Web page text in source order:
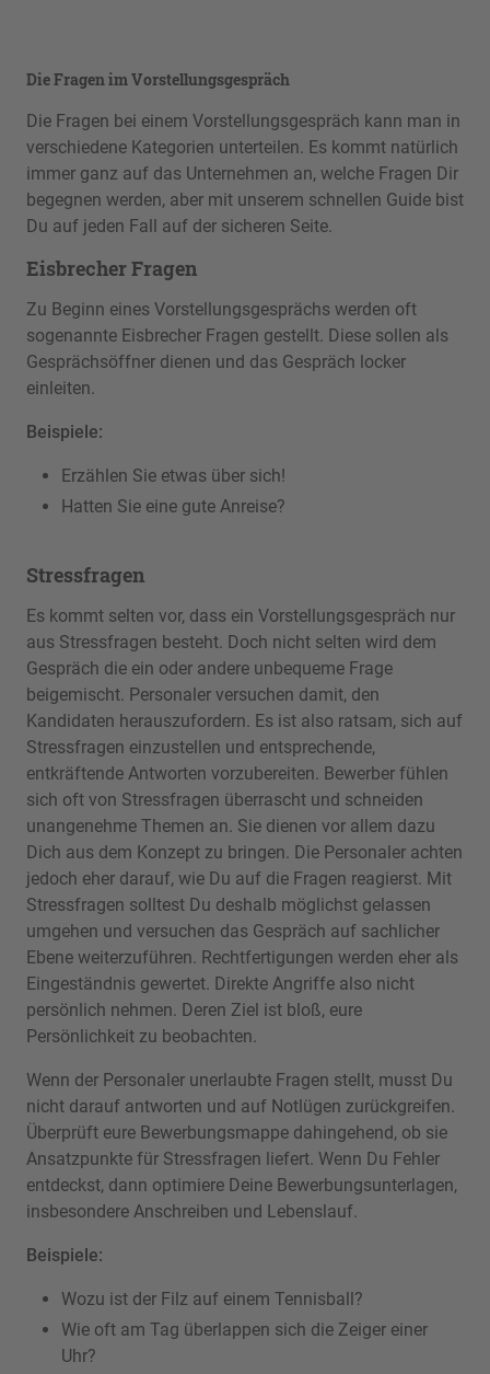
Die Fragen im Vorstellungsgespräch
Die Fragen bei einem Vorstellungsgespräch kann man in
verschiedene Kategorien unterteilen. Es kommt natürlich
immer ganz auf das Unternehmen an, welche Fragen Dir
begegnen werden, aber mit unserem schnellen Guide bist
Du auf jeden Fall auf der sicheren Seite.
Eisbrecher Fragen
Zu Beginn eines Vorstellungsgesprächs werden oft
sogenannte Eisbrecher Fragen gestellt. Diese sollen als
Gesprächsöffner dienen und das Gespräch locker
einleiten.
Beispiele:
Erzählen Sie etwas über sich!
Hatten Sie eine gute Anreise?
Stressfragen
Es kommt selten vor, dass ein Vorstellungsgespräch nur
aus Stressfragen besteht. Doch nicht selten wird dem
Gespräch die ein oder andere unbequeme Frage
beigemischt. Personaler versuchen damit, den
Kandidaten herauszufordern. Es ist also ratsam, sich auf
Stressfragen einzustellen und entsprechende,
entkräftende Antworten vorzubereiten. Bewerber fühlen
sich oft von Stressfragen überrascht und schneiden
unangenehme Themen an. Sie dienen vor allem dazu
Dich aus dem Konzept zu bringen. Die Personaler achten
jedoch eher darauf, wie Du auf die Fragen reagierst. Mit
Stressfragen solltest Du deshalb möglichst gelassen
umgehen und versuchen das Gespräch auf sachlicher
Ebene weiterzuführen. Rechtfertigungen werden eher als
Eingeständnis gewertet. Direkte Angriffe also nicht
persönlich nehmen. Deren Ziel ist bloß, eure
Persönlichkeit zu beobachten.
Wenn der Personaler unerlaubte Fragen stellt, musst Du
nicht darauf antworten und auf Notlügen zurückgreifen.
Überprüft eure Bewerbungsmappe dahingehend, ob sie
Ansatzpunkte für Stressfragen liefert. Wenn Du Fehler
entdeckst, dann optimiere Deine Bewerbungsunterlagen,
insbesondere Anschreiben und Lebenslauf.
Beispiele:
Wozu ist der Filz auf einem Tennisball?
Wie oft am Tag überlappen sich die Zeiger einer
Uhr?